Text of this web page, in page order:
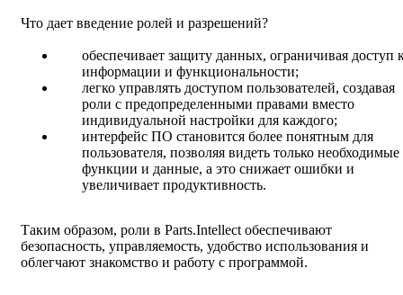
Что дает введение ролей и разрешений?
обеспечивает защиту данных, ограничивая доступ
информации и функциональности;
легко управлять доступом пользователей, создавая
роли с предопределенными правами вместо
индивидуальной настройки для каждого;
интерфейс ПО становится более понятным для
пользователя, позволяя видеть только необходимые
функции и данные, а это снижает ошибки и
увеличивает продуктивность.
Таким образом, роли в Parts.Intellect обеспечивают
безопасность, управляемость, удобство использования и
облегчают знакомство и работу с программой.